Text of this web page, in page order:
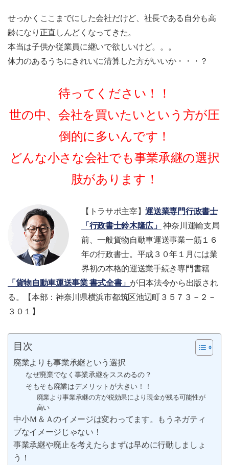
せっかくここまでにした会社だけど、社長である自分も高
齢になり正直しんどくなってきた。
本当は子供か従業員に継いで欲しいけど。。。
体力のあるうちにきれいに清算した方がいいか・・・？
待ってください！！
世の中、会社を買いたいという方が圧
倒的に多いんです！
どんな小さな会社でも事業承継の選択
肢があります！
【トラサポ主宰】運送業専門行政書士
「行政書士鈴木隆広」
神奈川運輸支局
前、一般貨物自動車運送事業一筋１６
年の行政書士。平成３０年１月には業
界初の本格的運送業手続き専門書籍
「貨物自動車運送事業 書式全書」 が日本法令から出版され
る。【本部：神奈川県横浜市都筑区池辺町３５７３－２－
３０１】
目次
廃業よりも事業承継という選択
なぜ廃業でなく事業承継をススめるの？
そもそも廃業はデメリットが大きい！！
廃業より事業承継の方が税効果により現金が残る可能性が
高い
中小Ｍ＆Ａのイメージは変わってます。もうネガティ
ブなイメージじゃない！
事業承継や廃止を考えたらまずは早めに行動しましょ
う！